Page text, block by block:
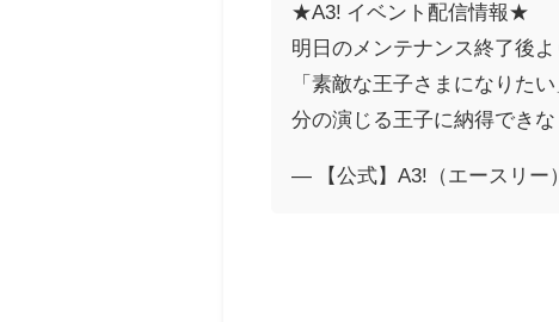
★A3! イベント配信情報★
明日のメンテナンス終了後
「素敵な王子さまになりた
分の演じる王子に納得でき
— 【公式】A3!（エースリー